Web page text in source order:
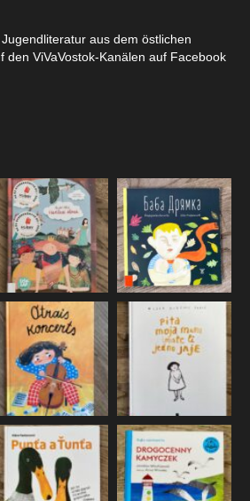
aus dem östlichen
den ViVaVostok-Kanälen auf Facebook